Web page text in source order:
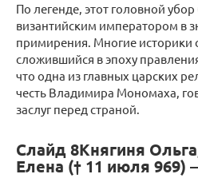
По легенде, этот головной
византийским императором в
примирения. Многие историки
сложившийся в эпоху
что одна из главных царских
честь Владимира Мономаха,
заслуг перед страной.
Слайд 8Княгиня
Елена († 11 июля 969)